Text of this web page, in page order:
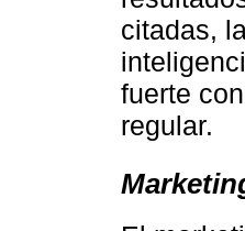
citadas,
fuerte
regular.